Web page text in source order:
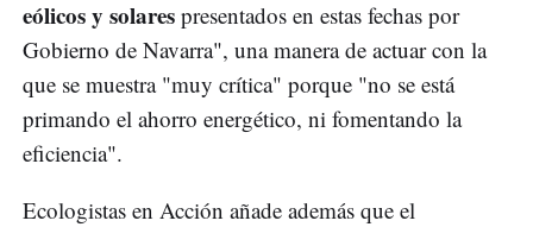
eólicos y solares presentados en estas fechas por
Gobierno de Navarra", una manera de actuar con la
que se muestra "muy crítica" porque "no se está
primando el ahorro energético, ni fomentando la
eficiencia".
Ecologistas en Acción añade además que el